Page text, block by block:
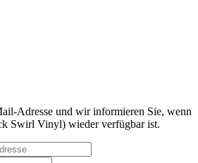
Adresse und wir informieren Sie, wenn
Swirl Vinyl) wieder verfügbar ist.